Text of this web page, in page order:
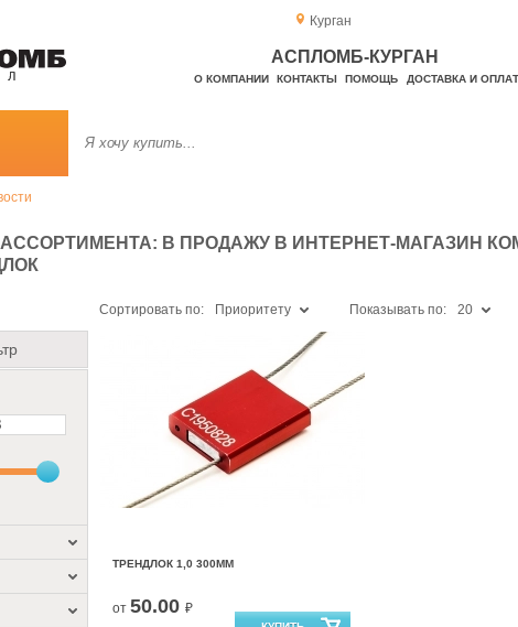
Курган
АСПЛОМБ-КУРГАН
О КОМПАНИИ КОНТАКТЫ ПОМОЩЬ ДОСТАВКА И
В ПРОДАЖУ В ИНТЕРНЕТ-МАГАЗИН
Сортировать по: Приоритету Показывать по: 20
ТРЕНДЛОК 1,0 300ММ
от 50.00 ₽